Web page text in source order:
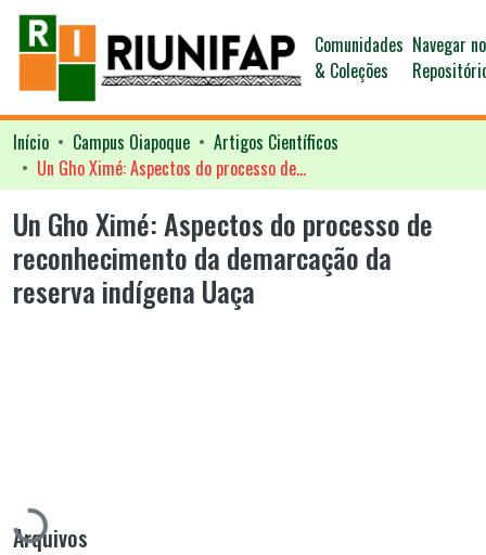
Comunidades
& Coleções
Navegar no
Início Campus Oiapoque
Artigos Científicos
Un Gho Ximé: Aspectos do processo de reconhecimento da demarcação da reserva indígena Uaça
Un Gho Ximé: Aspectos do processo de
reconhecimento da demarcação da
reserva indígena Uaça
Carregando...
Arquivos